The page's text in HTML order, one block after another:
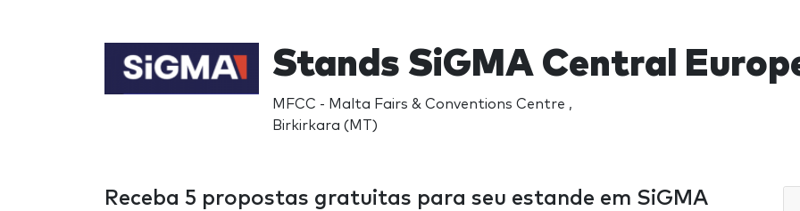
Stands SiGMA Central
MFCC - Malta Fairs & Conventions Centre ,
Birkirkara (MT)
Receba 5 propostas gratuitas para seu estande em SiGMA